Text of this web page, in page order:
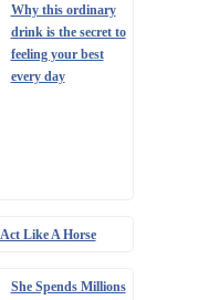
Why this ordinary
drink is the secret to
feeling your best
every day
Like A Horse
She Spends Millions